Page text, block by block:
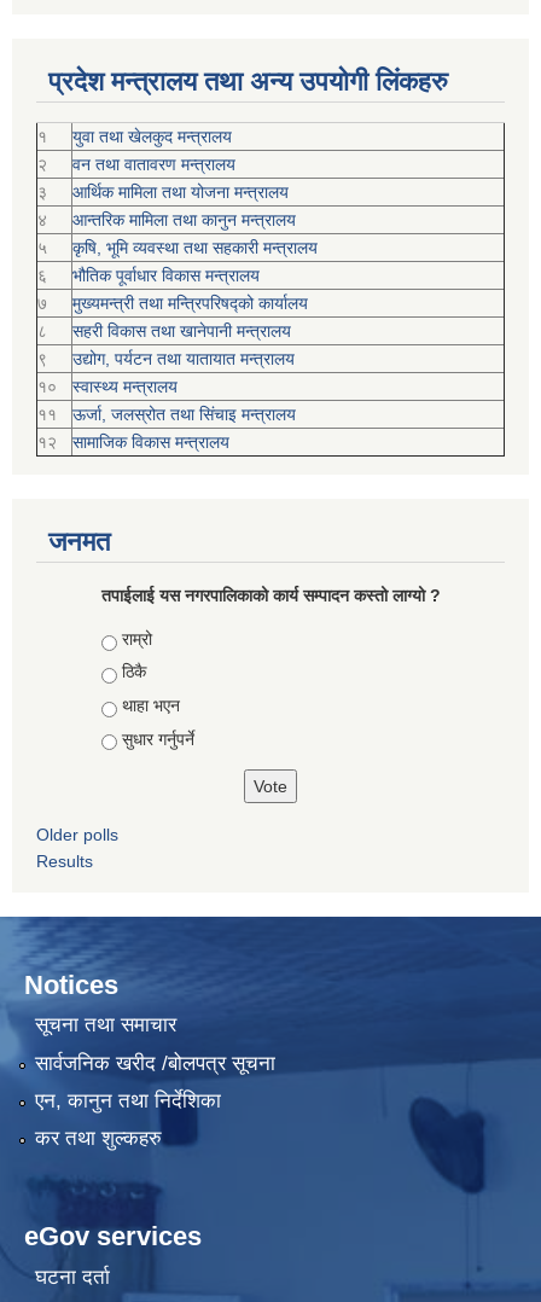
प्रदेश मन्त्रालय तथा अन्य उपयोगी लिंकहरु
१
युवा तथा खेलकुद मन्त्रालय
२
वन तथा वातावरण मन्त्रालय
३
आर्थिक मामिला तथा योजना मन्त्रालय
४
आन्तरिक मामिला तथा कानुन मन्त्रालय
५
कृषि, भूमि व्यवस्था तथा सहकारी मन्त्रालय
६
भौतिक पूर्वाधार विकास मन्त्रालय
७
मुख्यमन्त्री तथा मन्त्रिपरिषद्को कार्यालय
८
सहरी विकास तथा खानेपानी मन्त्रालय
९
उद्योग, पर्यटन तथा यातायात मन्त्रालय
१०
स्वास्थ्य मन्त्रालय
११
ऊर्जा, जलस्रोत तथा सिंचाइ मन्त्रालय
१२
सामाजिक विकास मन्‍‍त्रालय
जनमत
तपाईलाई यस नगरपालिकाको कार्य सम्पादन कस्तो लाग्यो ?
Choices
राम्रो
ठिकै
थाहा भएन
सुधार गर्नुपर्ने
Older polls
Results
Notices
सूचना तथा समाचार
सार्वजनिक खरीद /बोलपत्र सूचना
एन, कानुन तथा निर्देशिका
कर तथा शुल्कहरु
eGov services
घटना दर्ता